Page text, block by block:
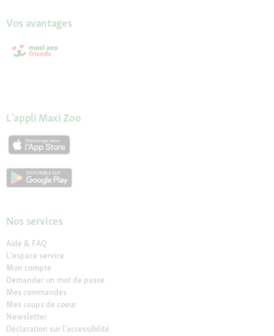
Vos avantages
L'appli Maxi Zoo
Nos services
Aide & FAQ
L'espace service
Mon compte
Demander un mot de passe
Mes commandes
Mes coups de coeur
Newsletter
Déclaration sur l’accessibilité